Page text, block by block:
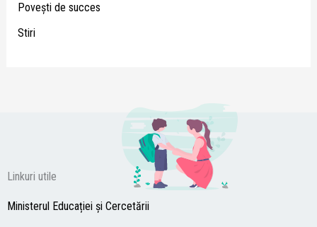
Poveşti de succes
Stiri
Linkuri utile
Ministerul Educației și Cercetării